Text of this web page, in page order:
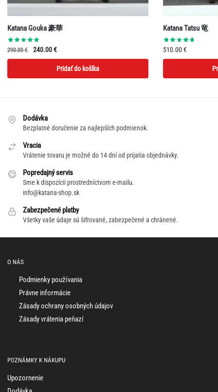
Katana Gouka 豪華
290.00€
Pôvodná
cena
240.00€Aktuálna
cena
je:
Pridať do košíka
Katana Tatsu 竜
510.00€
Dodávka
Bezplatné doručenie za najlepších podmienok.
Vracia
Vrátenie tovaru je možné do 14 dní od prijatia objednávky.
Popredajný servis
Sme k dispozícii prostredníctvom e-mailu.
info@katana-shop.sk
Zabezpečené platby
Všetky vaše údaje sú šifrované, zabezpečené a chránené.
O NÁS
Podmienky používania
Právne informácie
Zásady ochrany osobných údajov
Zásady vrátenia peňazí
POZNÁMKY K NÁKUPU
Upozornenie